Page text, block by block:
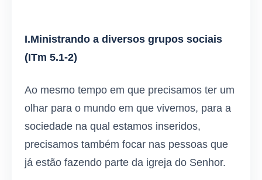
I.Ministrando a diversos grupos sociais
(ITm 5.1-2)
Ao mesmo tempo em que precisamos ter um
olhar para o mundo em que vivemos, para a
sociedade na qual estamos inseridos,
precisamos também focar nas pessoas que
já estão fazendo parte da igreja do Senhor.